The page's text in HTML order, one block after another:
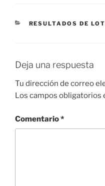
CATEGORÍAS
RESULTADOS DE
Deja una respuesta
Tu dirección de correo
Los campos obligatorios
Comentario*